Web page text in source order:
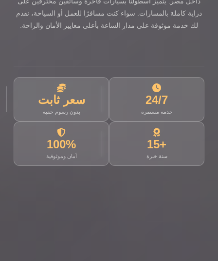
دراية كاملة بالمسارات. سواء كنت مسافرًا للعمل أو السياحة، نقدم
لك خدمة موثوقة على مدار الساعة بأعلى معايير الأمان والراحة.
24/7
خدمة مستمرة
سعر ثابت
بدون رسوم خفية
+15
سنة خبرة
100%
أمان وموثوقية